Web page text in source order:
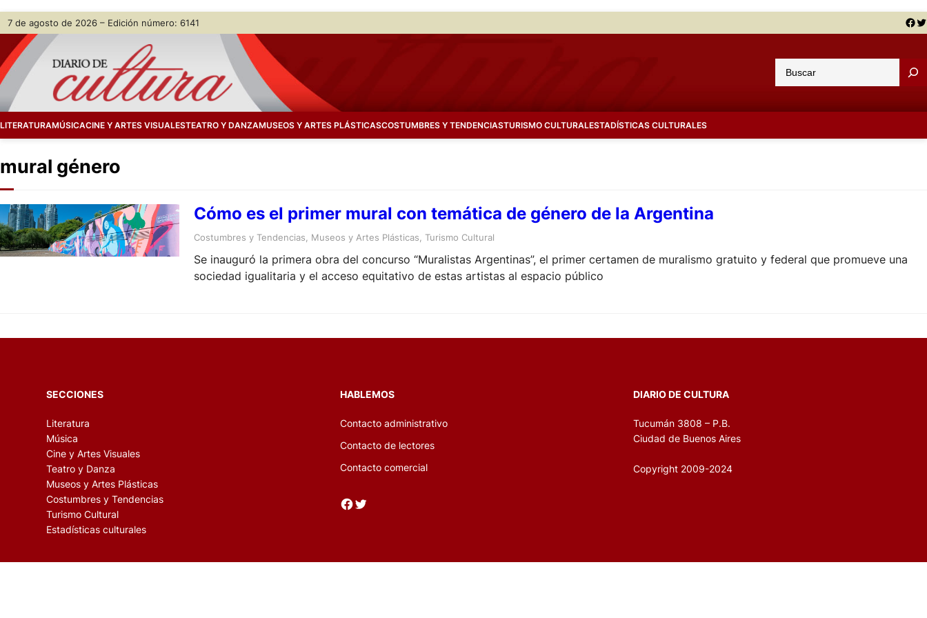
Skip
content
7 de agosto de 2026 – Edición número: 6141 Facebook Twitter
u
a
LITERATURAMÚSICACINE Y ARTES VISUALESTEATRO Y DANZAMUSEOS Y ARTES PLÁSTICASCOSTUMBRES Y TENDENCIASTURISMO CULTURALESTADÍSTICAS CULTURALES
mural género
Cómo es el primer mural con temática de género de la Argentina
Costumbres y Tendencias Museos y Artes Plásticas Turismo Cultural
Se inauguró la primera obra del concurso “Muralistas Argentinas”, el primer certamen de muralismo gratuito y federal que promueve una
sociedad igualitaria y el acceso equitativo de estas artistas al espacio público
SECCIONES
Literatura
Música
Cine y Artes Visuales
Teatro y Danza
Museos y Artes Plásticas
Costumbres y Tendencias
Turismo Cultural
Estadísticas culturales
HABLEMOS
Contacto administrativo
Contacto de lectores
Contacto comercial
Facebook Twitter
DIARIO DE CULTURA
Tucumán 3808 – P.B.
Ciudad de Buenos Aires
Copyright 2009-2024